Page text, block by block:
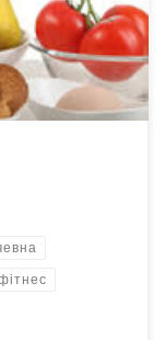
в гарний